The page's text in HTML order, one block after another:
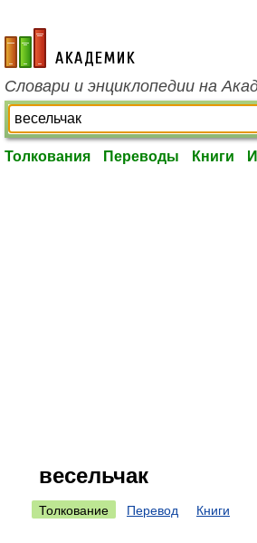
academic.ru
Словари и энциклопедии на
Толкования Переводы Книги
весельчак
Толкование Перевод Книги